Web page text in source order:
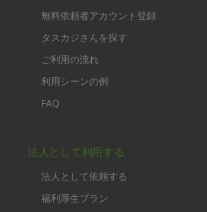
無料依頼者アカウント登録
タスカジさんを探す
ご利用の流れ
利用シーンの例
FAQ
法人として利用する
法人として依頼する
福利厚生プラン